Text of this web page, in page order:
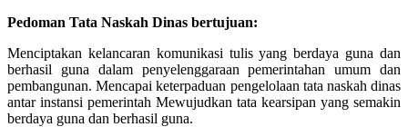
Pedoman Tata Naskah Dinas bertujuan:
Menciptakan kelancaran komunikasi tulis yang berdaya guna dan
berhasil guna dalam penyelenggaraan pemerintahan umum dan
pembangunan. Mencapai keterpaduan pengelolaan tata naskah dinas
antar instansi pemerintah Mewujudkan tata kearsipan yang semakin
berdaya guna dan berhasil guna.